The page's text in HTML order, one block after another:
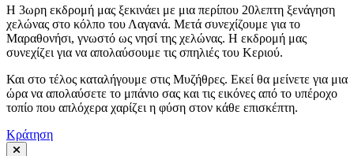
Η 3ωρη εκδρομή μας ξεκινάει με μια περίπου 20λεπτη ξενάγηση
χελώνας στο κόλπο του Λαγανά. Μετά συνεχίζουμε για το
Μαραθονήσι, γνωστό ως νησί της χελώνας. Η εκδρομή μας
συνεχίζει για να απολαύσουμε τις σπηλιές του Κεριού.
Και στο τέλος καταλήγουμε στις Μυζήθρες. Εκεί θα μείνετε για μια
ώρα να απολαύσετε το μπάνιο σας και τις εικόνες από το υπέροχο
τοπίο που απλόχερα χαρίζει η φύση στον κάθε επισκέπτη.
Κράτηση